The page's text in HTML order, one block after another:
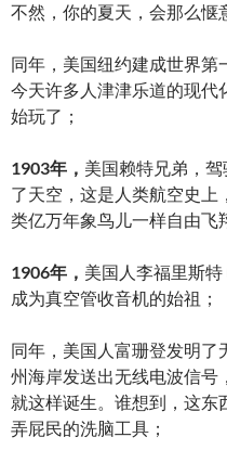
不然，你的夏天，会那么惬
同年，美国纽约建成世界第
今天许多人津津乐道的现代
始玩了；
1903年， 美国赖特兄弟，
了天空，这是人类航空史上
类亿万年象鸟儿一样自由飞
1906年， 美国人李福里斯特
成为真空管收音机的始祖；
同年，美国人富珊登发明了
州海岸发送出无线电波信号
就这样诞生。谁想到，这东
弄屁民的洗脑工具；